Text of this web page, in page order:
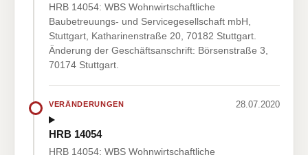
HRB 14054: WBS Wohnwirtschaftliche
Baubetreuungs- und Servicegesellschaft mbH,
Stuttgart, Katharinenstraße 20, 70182 Stuttgart.
Änderung der Geschäftsanschrift: Börsenstraße 3,
70174 Stuttgart.
VERÄNDERUNGEN 28.07.2020
HRB 14054
HRB 14054: WBS Wohnwirtschaftliche